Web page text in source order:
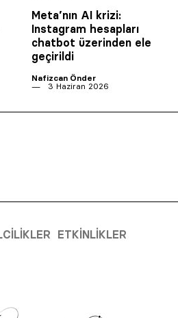
Meta’nın AI krizi:
Instagram hesapları
chatbot üzerinden ele
geçirildi
Nafizcan Önder
3 Haziran 2026
ETKINLIKLER